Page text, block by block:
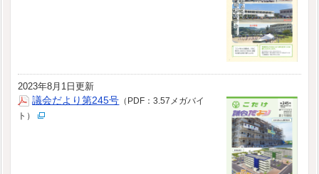
2023年8月1日更新
議会だより第245号 （PDF：3.57メガバイ
ト）